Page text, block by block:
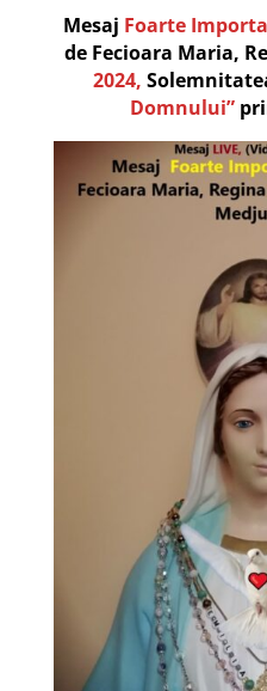
Mesaj Foarte
de Fecioara Maria,
2024,
Domnului”